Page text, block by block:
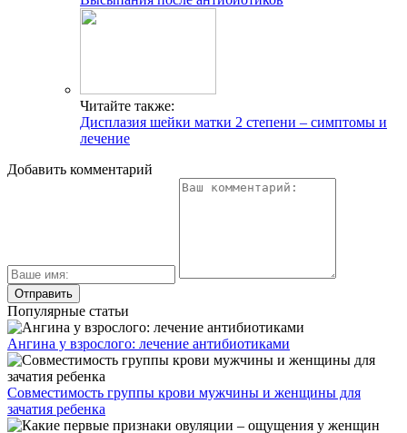
Читайте также:
Дисплазия шейки матки 2 степени – симптомы и
лечение
Добавить комментарий
Популярные статьи
Ангина у взрослого: лечение антибиотиками
Совместимость группы крови мужчины и женщины для
зачатия ребенка